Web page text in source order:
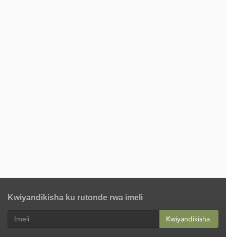
Kwiyandikisha ku rutonde rwa imeli
Kwiyandikisha.